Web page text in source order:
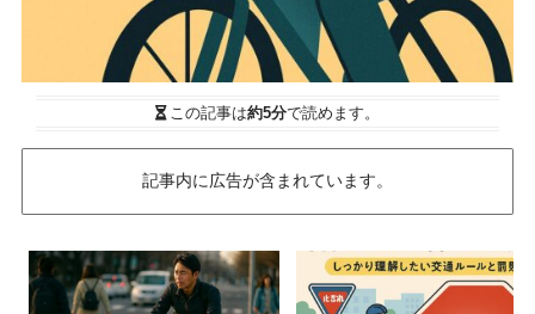
この記事は約5分で読めます。
記事内に広告が含まれています。